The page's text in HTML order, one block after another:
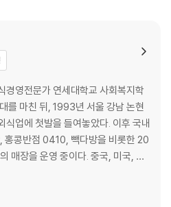
대학교 사회복지학
를 마친 뒤, 1993년 서울 강남 논현
식업에 첫발을 들여놓았다. 이후 국내
홍콩반점 0410, 빽다방을 비롯한 20
매장을 운영 중이다. 중국, 미국, 일
말레이시아, 필리핀, 캄보디아, 베트
에 널리 알리는 일에 힘쓰고 있다. 음